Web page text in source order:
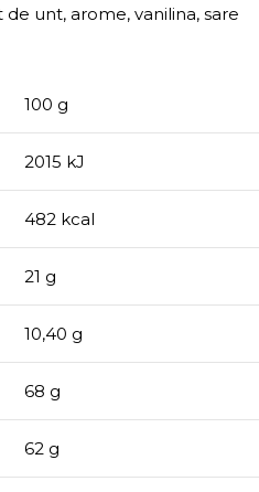
unt, arome, vanilina, sare
100 g
2015 kJ
482 kcal
21 g
10,40 g
68 g
62 g